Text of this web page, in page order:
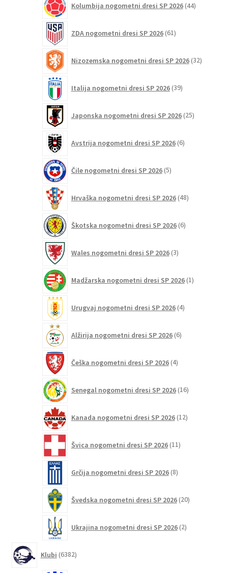
Kolumbija nogometni dresi SP 2026 44izdelkov
ZDA nogometni dresi SP 2026 61izdelkov
Nizozemska nogometni dresi SP 2026 32izdelkov
Italija nogometni dresi SP 2026 39izdelkov
Japonska nogometni dresi SP 2026 25izdelkov
Avstrija nogometni dresi SP 2026 6izdelkov
Čile nogometni dresi SP 2026 5izdelkov
Hrvaška nogometni dresi SP 2026 48izdelkov
Škotska nogometni dresi SP 2026 6izdelkov
Wales nogometni dresi SP 2026 3izdelki
Madžarska nogometni dresi SP 2026 1izdelek
Urugvaj nogometni dresi SP 2026 4izdelki
Alžirija nogometni dresi SP 2026 6izdelkov
Češka nogometni dresi SP 2026 4izdelki
Senegal nogometni dresi SP 2026 16izdelkov
Kanada nogometni dresi SP 2026 12izdelkov
Švica nogometni dresi SP 2026 11izdelkov
Grčija nogometni dresi SP 2026 8izdelkov
Švedska nogometni dresi SP 2026 20izdelkov
Ukrajina nogometni dresi SP 2026 2izdelka
Klubi 6382izdelkov